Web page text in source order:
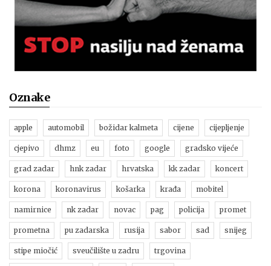
Oznake
apple automobil božidar kalmeta cijene cijepljenje
cjepivo dhmz eu foto google gradsko vijeće
grad zadar hnk zadar hrvatska kk zadar koncert
korona koronavirus košarka krađa mobitel
namirnice nk zadar novac pag policija promet
prometna pu zadarska rusija sabor sad snijeg
stipe miočić sveučilište u zadru trgovina